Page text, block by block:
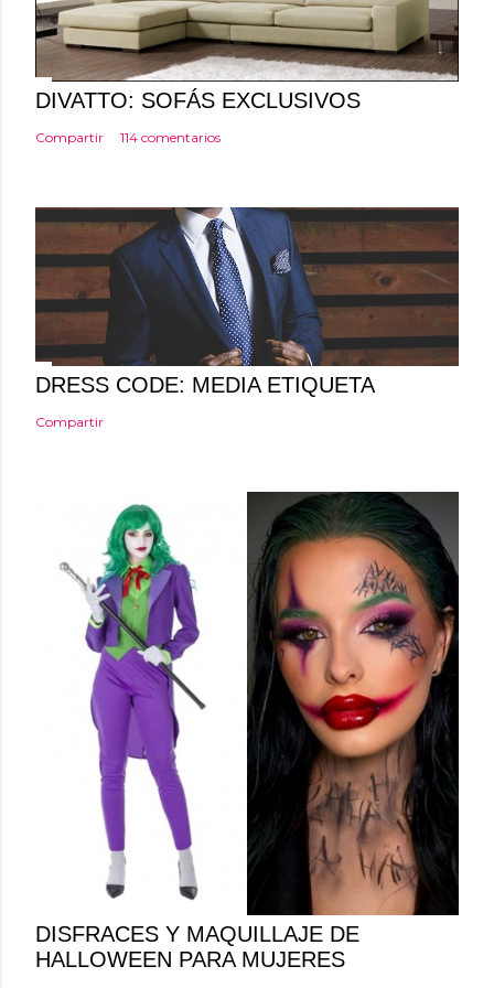
u
n
c
o
m
t
r
i
DIVATTO: SOFÁS EXCLUSIVOS
Compartir 114 comentarios
DRESS CODE: MEDIA ETIQUETA
Compartir
DISFRACES Y MAQUILLAJE DE
HALLOWEEN PARA MUJERES